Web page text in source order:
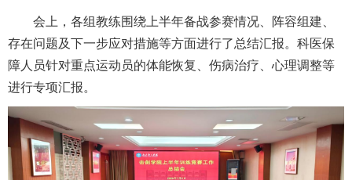
会上，各组教练围绕上半年备战参赛情况、阵容组建、
存在问题及下一步应对措施等方面进行了总结汇报。科医保
障人员针对重点运动员的体能恢复、伤病治疗、心理调整等
进行专项汇报。